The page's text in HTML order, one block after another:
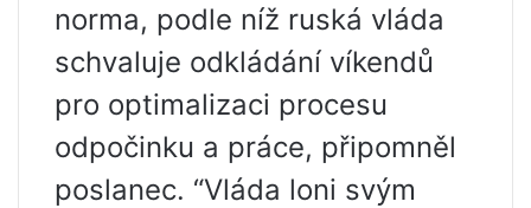
norma, podle níž ruská vláda
schvaluje odkládání víkendů
pro optimalizaci procesu
odpočinku a práce, připomněl
poslanec. “Vláda loni svým